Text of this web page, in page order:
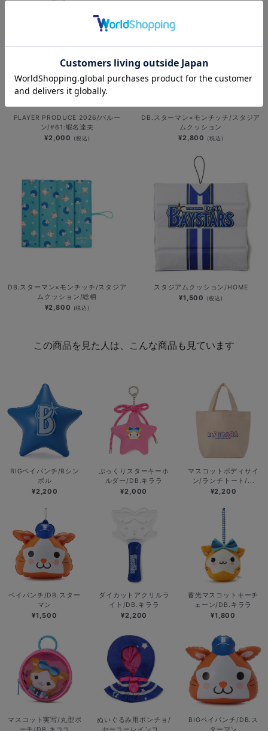
PLAYER PRODUCE 2026/バルー
ン/#61:蝦名達夫
¥2,000 (税込)
DB.スターマン×モンチッチ/スタジア
ムクッション
¥2,800 (税込)
DB.スターマン×モンチッチ/スタジア
ムクッション/総柄
¥2,800 (税込)
スタジアムクッション/HOME
¥1,500 (税込)
この商品を見た人は、こんな商品も見ています
BIGベイパンチ/Bシン
ボル
¥2,200
ぷっくりスターキーホ
ルダー/DB.キララ
¥2,000
マスコットボディサイ
ン/ランチトート/...
¥2,200
ベイパンチ/DB.スター
マン
¥1,500
ダイカットアクリルラ
イト/DB.キララ
¥2,200
蓄光マスコットキーチ
ェーン/DB.キララ
¥1,800
マスコット実写/丸型ポ
ぬいぐるみ用ポンチョ/
BIGベイパンチ/DB.ス